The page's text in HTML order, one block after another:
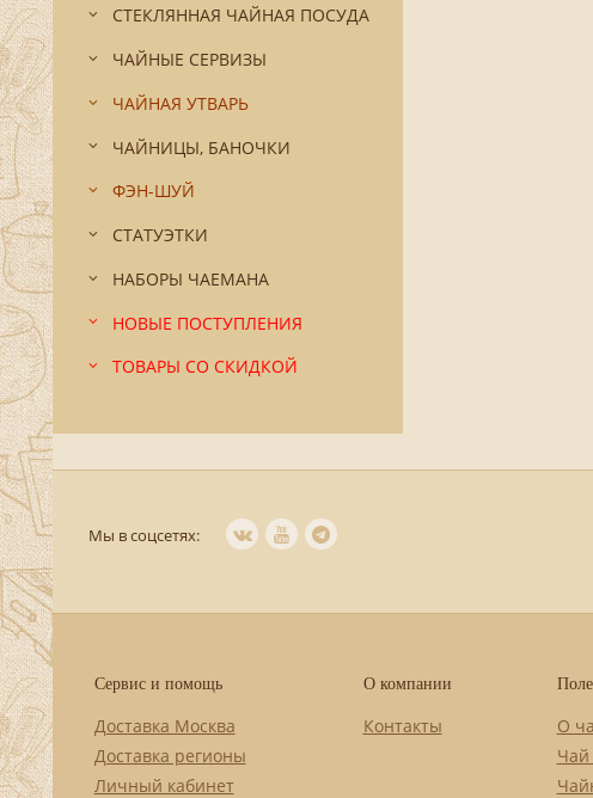
СТЕКЛЯННАЯ ЧАЙНАЯ ПОСУДА
ЧАЙНЫЕ СЕРВИЗЫ
ЧАЙНАЯ УТВАРЬ
ЧАЙНИЦЫ, БАНОЧКИ
ФЭН-ШУЙ
СТАТУЭТКИ
НАБОРЫ ЧАЕМАНА
НОВЫЕ ПОСТУПЛЕНИЯ
ТОВАРЫ СО СКИДКОЙ
Мы в соцсетях:
Сервис и помощь
Доставка Москва
Доставка регионы
Личный кабинет
О компании
Контакты
О
Чай